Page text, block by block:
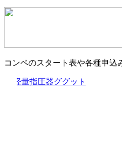
コンペのスタート表や各種申込